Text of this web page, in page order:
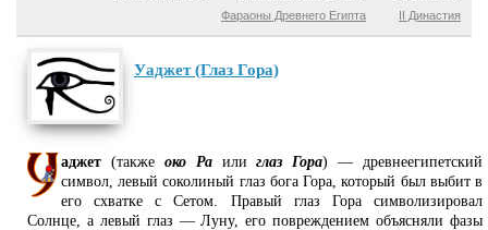
II Династия
Фараоны Древнего Египта
Уаджет (Глаз Гора)
аджет (также око Раилиглаз Гора) — древнеегипетский
символ, левый соколиный глаз бога Гора, который был выбит в
его схватке с Сетом. Правый глаз Гора символизировал
Солнце, а левый глаз — Луну, его повреждением объясняли фазы